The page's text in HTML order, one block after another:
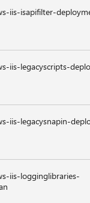
iis-isapifilter-
iis-legacyscripts-
iis-legacysnapin-
iis-logginglibraries-